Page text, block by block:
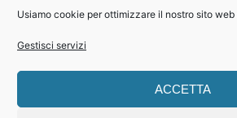
Usiamo cookie per ottimizzare il nostro sito
Gestisci servizi
ACCETTA
CERCA NEL SITO